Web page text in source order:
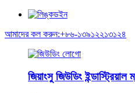
আমাদের কল করুন:+৮৬-১৩৯১২২১৩১২৪
জিয়াংসু জিউডিং